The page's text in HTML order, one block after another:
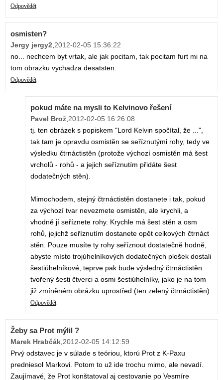
Odpovědět
osmisten?
Jergy jergy2 2012-02-05 15:36:22
no... nechcem byt vrtak, ale jak pocitam, tak pocitam furt mi na
tom obrazku vychadza desatsten.
Odpovědět
pokud máte na mysli to Kelvinovo řešení
Pavel Brož 2012-02-05 16:26:08
tj. ten obrázek s popiskem "Lord Kelvin spočítal, že ...",
tak tam je opravdu osmistěn se seříznutými rohy, tedy ve
výsledku čtrnáctistěn (protože výchozí osmistěn má šest
vrcholů - rohů - a jejich seříznutím přidáte šest
dodatečných stěn).
Mimochodem, stejný čtrnáctistěn dostanete i tak, pokud
za výchozí tvar nevezmete osmistěn, ale krychli, a
vhodně jí seříznete rohy. Krychle má šest stěn a osm
rohů, jejichž seříznutím dostanete opět celkových čtrnáct
stěn. Pouze musíte ty rohy seříznout dostatečně hodně,
abyste místo trojúhelníkových dodatečných plošek dostali
šestiúhelníkové, teprve pak bude výsledný čtrnáctistěn
tvořený šesti čtverci a osmi šestiúhelníky, jako je na tom
již zmíněném obrázku uprostřed (ten zelený čtrnáctistěn).
Odpovědět
Žeby sa Prot mýlil ?
Marek Hrabčák 2012-02-05 14:12:59
Prvý odstavec je v súlade s teóriou, ktorú Prot z K-Paxu
predniesol Markovi. Potom to už ide trochu mimo, ale nevadí.
Zaujímavé, že Prot konštatoval aj cestovanie po Vesmíre